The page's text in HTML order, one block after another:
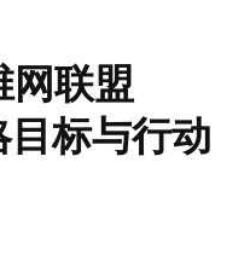
网联盟
标与行动